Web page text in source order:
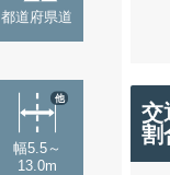
都道府県道
幅5.5～
13.0m
他
交
割